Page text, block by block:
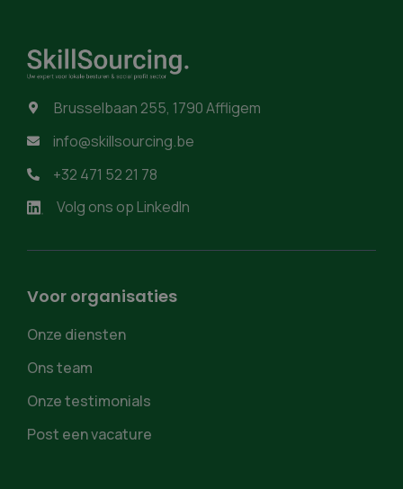
 Brusselbaan 255, 1790 Affligem
 info@skillsourcing.be

+32 471 52 21 78
Volg ons op LinkedIn
Voor organisaties
Onze diensten
Ons team
Onze testimonials
Post een vacature